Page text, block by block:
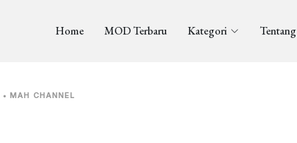
Home MOD Terbaru Kategori Tentang
• MAH CHANNEL